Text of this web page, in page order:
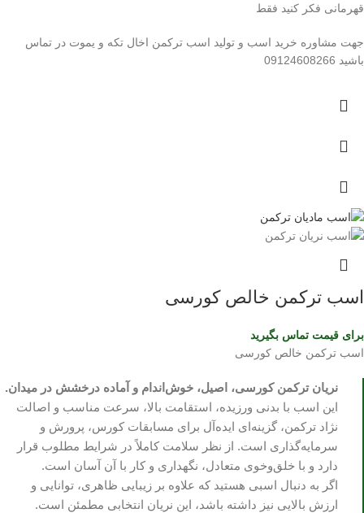
قهرمانی فکر کنید فقط
جهت مشاوره خرید اسب و تولید اسب ترکمن اخال تکه و یموت در تماس
باشید 09124608266
اسب ترکمن خالص کورسی
برای قیمت تماس بگیرید
اسب ترکمن خالص کورسی
نریان ترکمن کورسی، اصیل، خوش‌اندام و آماده درخشش در میدان.
این اسب با بدنی ورزیده، استقامت بالا، سرعت مناسب و اصالت
نژاد ترکمن، گزینه‌ای ایده‌آل برای مسابقات کورس، پرورش و
سرمایه‌گذاری است. از نظر سلامت کاملاً در شرایط مطلوب قرار
دارد و با خلق‌وخوی متعادل، نگهداری و کار با آن آسان است.
اگر به دنبال اسبی هستید که علاوه بر زیبایی ظاهری، توانایی و
ارزش بالایی نیز داشته باشد، این نریان انتخابی مطمئن است.